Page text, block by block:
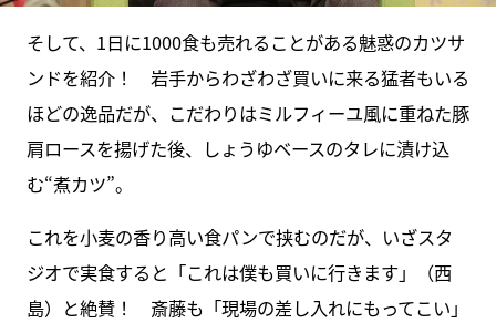
そして、1日に1000食も売れることがある魅惑のカツサ
ンドを紹介！ 岩手からわざわざ買いに来る猛者もいる
ほどの逸品だが、こだわりはミルフィーユ風に重ねた豚
肩ロースを揚げた後、しょうゆベースのタレに漬け込
む“煮カツ”。
これを小麦の香り高い食パンで挟むのだが、いざスタ
ジオで実食すると「これは僕も買いに行きます」（西
島）と絶賛！ 斎藤も「現場の差し入れにもってこい」